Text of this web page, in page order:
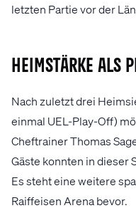
letzten Partie vor der
Heimstärke als
Nach zuletzt drei
einmal UEL-Play-Off)
Cheftrainer Thomas
Gäste konnten in dieser
Es steht eine weitere
Raiffeisen Arena bevor.